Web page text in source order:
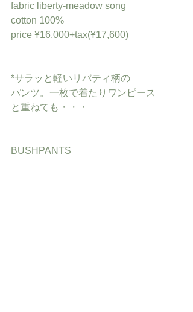
fabric liberty-meadow song
cotton 100%
price ¥16,000+tax(¥17,600)
*サラッと軽いリバティ柄の
パンツ。一枚で着たりワンピース
と重ねても・・・
BUSHPANTS